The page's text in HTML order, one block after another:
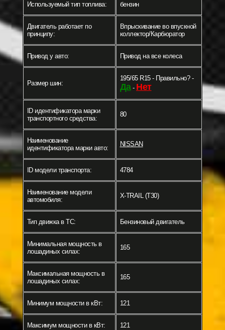
Используемый тип топлива: бензин
Двигатель работает по
принципу:
Впрыскивание во впускной
коллектор/Карбюратор
Привод у авто: Привод на все колеса
Размер шин:
195/65 R15 - Правильно? -
Да- Нет
ID идентификатора марки
транспортного средства:
80
Наименование
идентификатора марки авто:
NISSAN
ID модели транспорта: 4784
Наименование модели
автомобиля:
X-TRAIL (T30)
Тип движка в ТС: Бензиновый двигатель
Минимальная мощность в
лошадиных силах:
165
Максимальная мощность в
лошадиных силах:
165
Минимум мощности в кВт: 121
Максимум мощности в кВт: 121